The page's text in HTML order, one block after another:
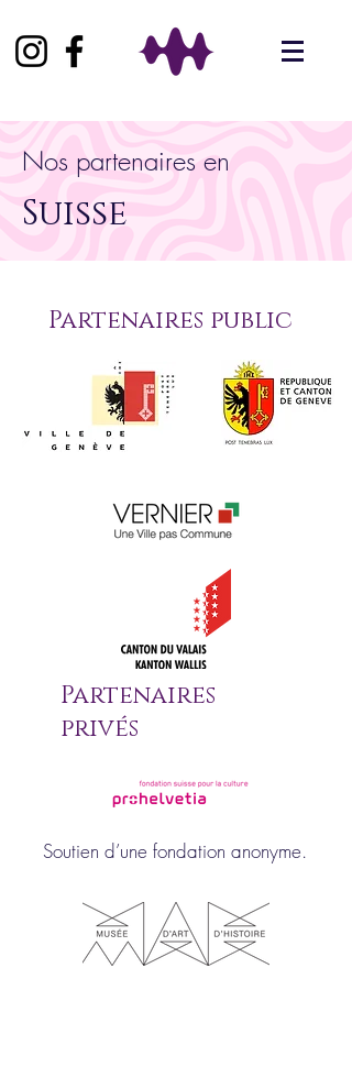
Nos partenaires en
Suisse
Partenaires public
Partenaires
privés
Soutien d’une fondation anonyme.